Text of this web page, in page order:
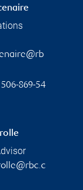
506-869-54